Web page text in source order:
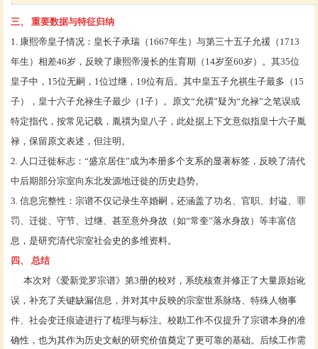
三、
重要数据与特征归纳
1. 康熙帝皇子情况：皇长子承瑞（1667年生）与第三十五子允禐（1713
年生）相差46岁，反映了康熙帝漫长的生育期（14岁至60岁）。其35位
皇子中，15位无嗣，1位过继，19位有后。其中皇五子允祺生子最多（15
子），皇十六子允禄生子最少（1子）。原文“允禩”疑为“允禄”之笔误或
特定指代，按常见记载，胤禩为皇八子，此处据上下文意似指皇十六子胤
禄，保留原文表述，但注明。
2. 人口迁徙标志：“盛京居住”成为本册多个支系的显著标签，反映了清代
中后期部分宗室向东北发源地迁徙的历史趋势。
3. 信息完整性：宗谱不仅记录生卒婚嗣，还涵盖了功名、官职、封谥、罪
罚、迁徙、守节、过继、甚至意外身故（如“常奎”落水身故）等丰富信
息，是研究清代宗室社会史的多维资料。
四、
总结
本次对《爱新觉罗宗谱》第3册的校对，系统核查并修正了大量原始讹
误，补充了关键缺漏信息，并对其中反映的宗室世系脉络、特殊人物事
件、社会变迁痕迹进行了梳理与标注。校勘工作不仅提升了宗谱本身的准
确性，也为其作为历史文献的研究价值奠定了更可靠的基础。后续工作需